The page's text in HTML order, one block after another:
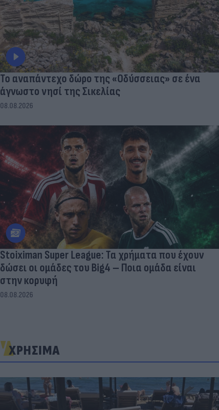
To αναπάντεχο δώρο της «Οδύσσειας» σε ένα
άγνωστο νησί της Σικελίας
08.08.2026
Stoiximan Super League: Τα χρήματα που έχουν
δώσει οι ομάδες του Big4 – Ποια ομάδα είναι
στην κορυφή
08.08.2026
ΧΡΗΣΙΜΑ